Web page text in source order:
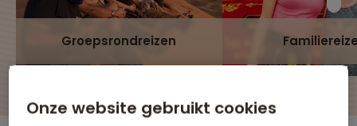
Groepsrondreizen
Onze website gebruikt cookies